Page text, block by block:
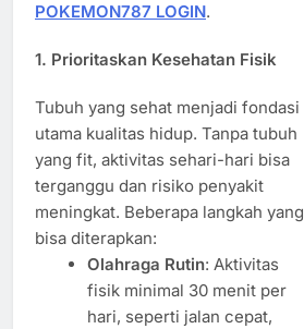
POKEMON787 LOGIN.
1. Prioritaskan Kesehatan Fisik
Tubuh yang sehat menjadi fondasi
utama kualitas hidup. Tanpa tubuh
yang fit, aktivitas sehari-hari bisa
terganggu dan risiko penyakit
meningkat. Beberapa langkah yang
bisa diterapkan:
Olahraga Rutin: Aktivitas
fisik minimal 30 menit per
hari, seperti jalan cepat,